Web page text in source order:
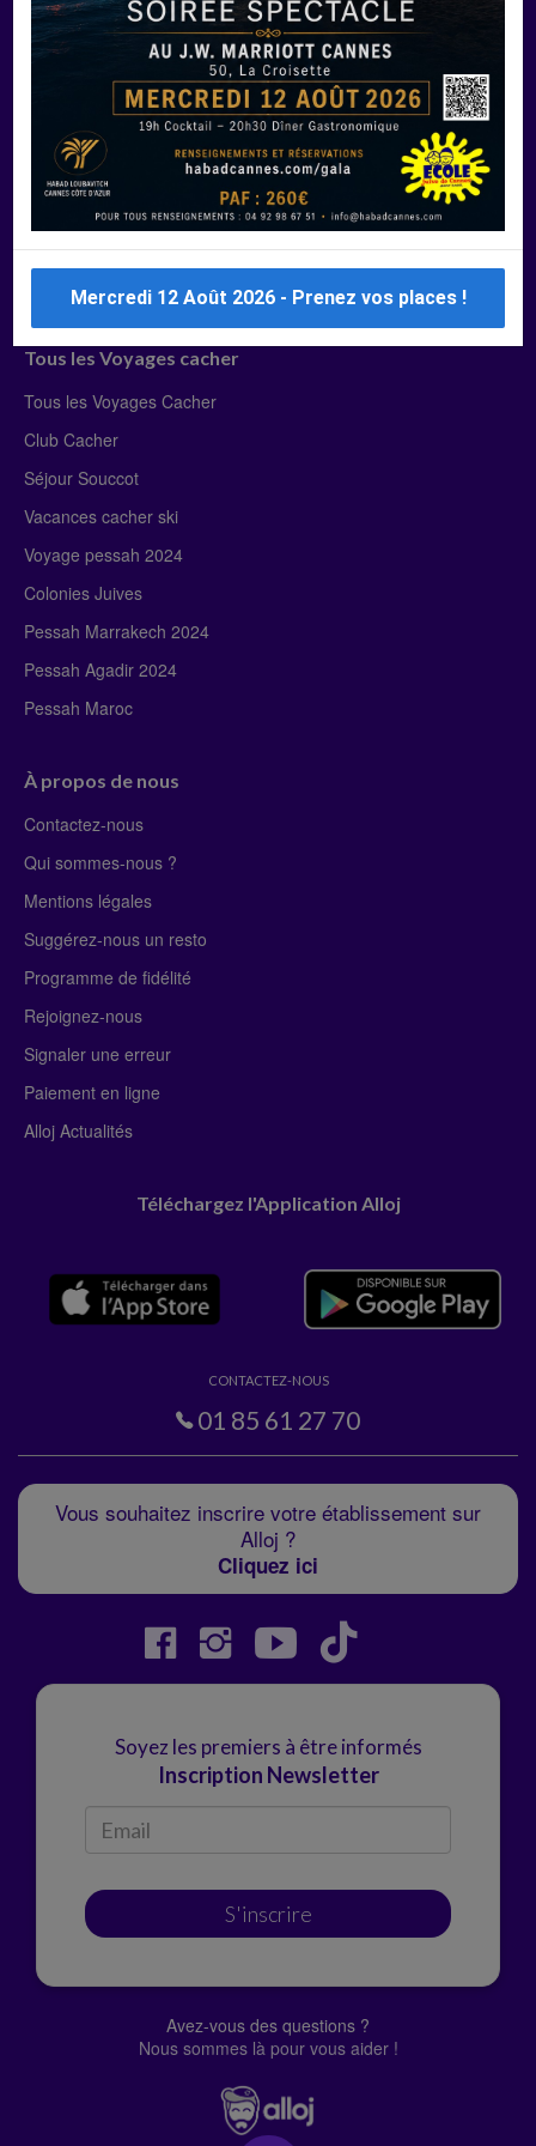
Manger Cacher
Liste des restaurants cacher
Restaurants cacher à Paris
Restaurants cacher à Deauville
Restaurants cacher à Lyon
Restaurants cacher à Marseille
Restaurants cacher Dubaï
Tous les Voyages cacher
Tous les Voyages Cacher
Club Cacher
Séjour Souccot
Vacances cacher ski
Voyage pessah 2024
Colonies Juives
Pessah Marrakech 2024
Pessah Agadir 2024
Pessah Maroc
À propos de nous
Contactez-nous
Qui sommes-nous ?
Mentions légales
Suggérez-nous un resto
Programme de fidélité
Rejoignez-nous
Signaler une erreur
Paiement en ligne
Alloj Actualités
Téléchargez l'Application Alloj
CONTACTEZ-NOUS
01 85 61 27 70
Vous souhaitez inscrire votre établissement sur
Alloj ?
Cliquez ici
Soyez les premiers à être informés
Inscription Newsletter
S'inscrire
Avez-vous des questions ?
Nous sommes là pour vous aider !
Mercredi 12 Août 2026 - Prenez vos places !